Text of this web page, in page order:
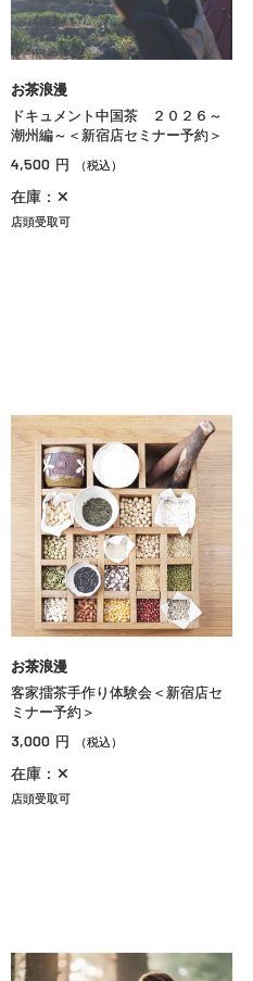
お茶浪漫
ドキュメント中国茶 ２０２６～
潮州編～＜新宿店セミナー予約＞
4,500 円 （税込）
在庫：✕
店頭受取可
お茶浪漫
客家擂茶手作り体験会＜新宿店セ
ミナー予約＞
3,000 円 （税込）
在庫：✕
店頭受取可